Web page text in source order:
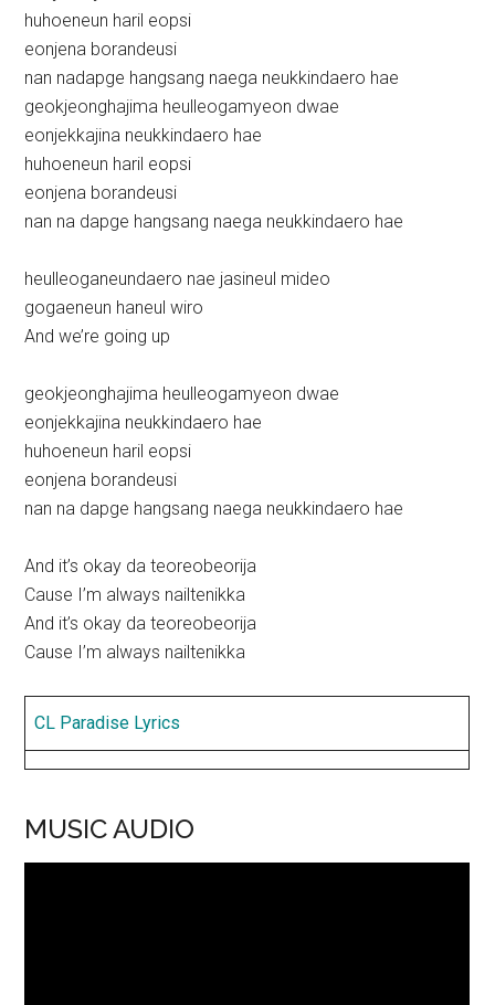
huhoeneun haril eopsi
eonjena borandeusi
nan nadapge hangsang naega neukkindaero hae
geokjeonghajima heulleogamyeon dwae
eonjekkajina neukkindaero hae
huhoeneun haril eopsi
eonjena borandeusi
nan na dapge hangsang naega neukkindaero hae
heulleoganeundaero nae jasineul mideo
gogaeneun haneul wiro
And we’re going up
geokjeonghajima heulleogamyeon dwae
eonjekkajina neukkindaero hae
huhoeneun haril eopsi
eonjena borandeusi
nan na dapge hangsang naega neukkindaero hae
And it’s okay da teoreobeorija
Cause I’m always nailtenikka
And it’s okay da teoreobeorija
Cause I’m always nailtenikka
CL Paradise Lyrics
MUSIC AUDIO